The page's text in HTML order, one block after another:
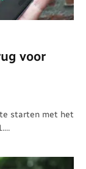
voor
starten met het